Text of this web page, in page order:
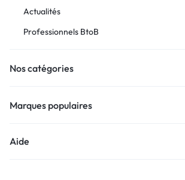
Actualités
Professionnels BtoB
Nos catégories
Marques populaires
Aide